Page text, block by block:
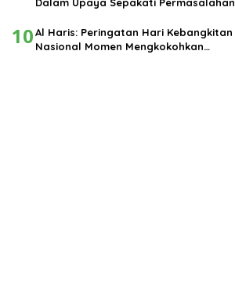
Dalam Upaya Sepakati Permasalahan
10Al Haris: Peringatan Hari Kebangkitan
Nasional Momen Mengkokohkan